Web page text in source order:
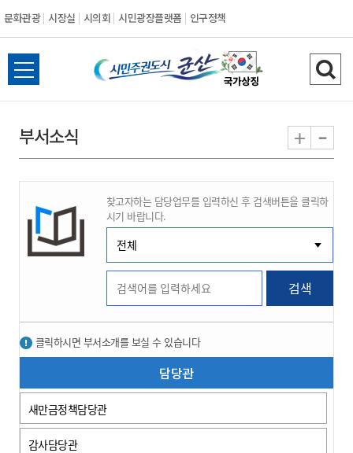
문화관광 시장실 시의회 시민광장플랫폼 인구정책
시
민
권
도
시
군
산
전
체
뉴
열
검
색
기
부서소식 + -
찾고자하는 담당업무를 입력하신 후 검색버튼을 클릭하
시기 바랍니다.
검색
클릭하시면 부서소개를 보실 수 있습니다
담당관
새만금정책담당관
감사담당관